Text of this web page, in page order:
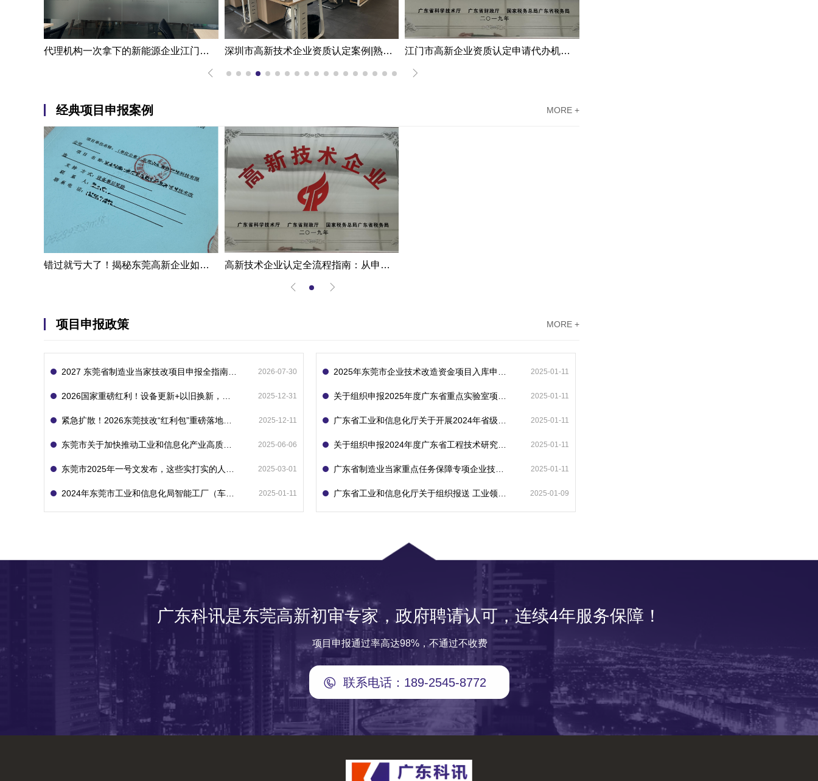
代理机构一次拿下的新能源企业江门高新技术企业认定申报案例 深圳市高新技术企业资质认定案例|熟练掌握国家高新企业资质认定 江门市高新企业资质认定申请代办机构服务案例
经典项目申报案例 MORE +
错过就亏大了！揭秘东莞高新企业如何轻松拿下省级技术改造项目300万补贴 高新技术企业认定全流程指南：从申报到复审的成功经验分享
项目申报政策 MORE +
2026-07-30
2025-12-31
2025-12-11
2025-06-06
2025-03-01
2025-01-11
2025-01-11
2025-01-11
2025-01-11
2025-01-11
2025-01-11
2025-01-09
广东科讯是东莞高新初审专家，政府聘请认可，连续4年服务保障！
项目申报通过率高达98%，不通过不收费
联系电话：189-2545-8772